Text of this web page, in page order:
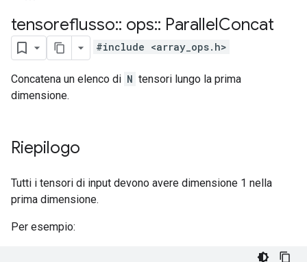
tensoreflusso:: ops:: ParallelConcat
#include <array_ops.h>
Concatena un elenco di N tensori lungo la prima
dimensione.
Riepilogo
Tutti i tensori di input devono avere dimensione 1 nella
prima dimensione.
Per esempio: